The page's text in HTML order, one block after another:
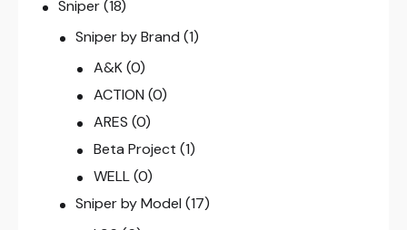
Sniper(18)
Sniper by Brand (1)
A&K (0)
ACTION (0)
ARES (0)
Beta Project (1)
WELL (0)
Sniper by Model (17)